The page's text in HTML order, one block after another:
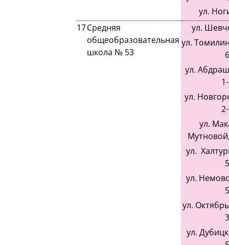
ул.
17Средняя
общеобразовательная
школа № 53
ул.
ул.
ул.
ул.
ул.
ул.
ул.
ул.
ул.